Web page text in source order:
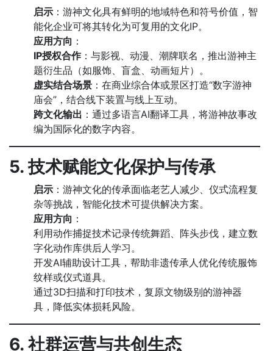
启示 ：游神文化具有鲜明的地域特色和符号价值，智
能化企业可将其转化为可复用的文化IP。
应用方向 ：
IP授权合作：与影视、动漫、潮牌联名，推出游神主
题衍生品（如服饰、盲盒、动画短片）。
虚实结合场景 ：在商业综合体或景区打造“数字游神
庙会”，结合线下装置与线上互动。
跨文化输出 ：通过多语言AI翻译工具，将游神故事改
编为国际化的数字内容。
5. 技术赋能文化保护与传承
启示 ：游神文化的传承面临老艺人减少、仪式流程复
杂等挑战，智能化技术可提供解决方案。
应用方向 ：
利用动作捕捉技术记录传统舞蹈、阵头步伐，建立数
字化动作库供后人学习。
开发AI辅助设计工具，帮助非遗传承人优化传统服饰
纹样或仪式道具。
通过3D扫描和打印技术，复原文物级别的游神器
具，降低实体损耗风险。
6. 社群运营与共创生态